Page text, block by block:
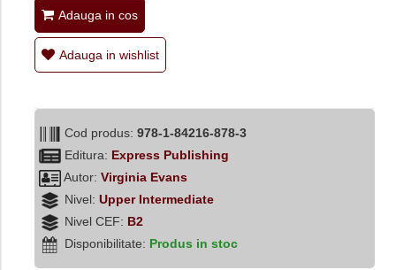
Adauga in cos
Adauga in wishlist
Cod produs: 978-1-84216-878-3
Editura: Express Publishing
Autor: Virginia Evans
Nivel: Upper Intermediate
Nivel CEF: B2
Disponibilitate: Produs in stoc